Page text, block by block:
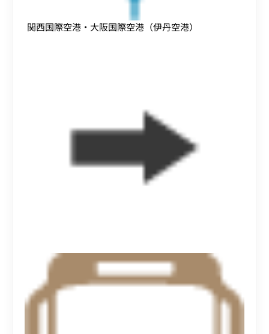
関西国際空港・大阪国際空港（伊丹空港）